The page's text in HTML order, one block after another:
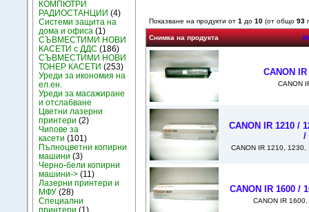
КОМПЮТРИ
РАДИОСТАНЦИИ (4)
Системи защита на
дома и офиса (1)
СЪВМЕСТИМИ НОВИ
КАСЕТИ с ДДС (186)
СЪВМЕСТИМИ НОВИ
ТОНЕР КАСЕТИ (253)
Уреди за икономия на
ел.ен.
Уреди за масажиране
и отслабване
Цветни лазерни
принтери (2)
Чипове за
касети (101)
Пълноцветни копирни
машини (3)
Черно-бели копирни
машини-> (11)
Лазерни принтери и
МФУ (28)
Специални
принтери (1)
Показване на продукти от 1 до 10(от общо 93
Снимка на продукта
CANON
CANON
CANON IR 1210 /
/
CANON IR 1210,
CANON IR 1600 /
CANON IR